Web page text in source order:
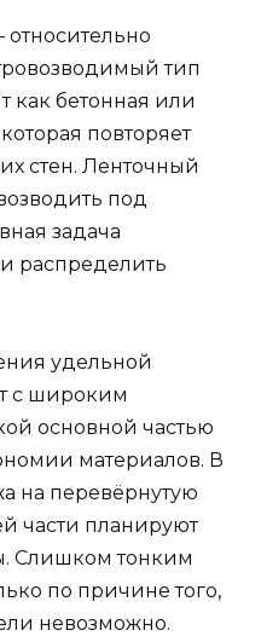
тип
как бетонная или
повторяет
стен. Ленточный
под
задача
распределить
удельной
с широким
основной частью
материалов. В
на перевёрнутую
части планируют
Слишком тонким
по причине того,
невозможно.